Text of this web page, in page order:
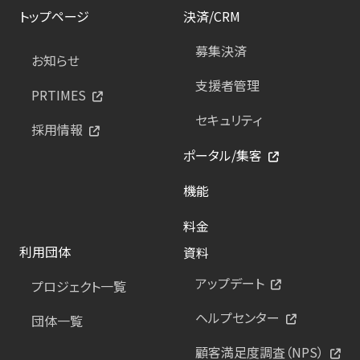
トップページ
お知らせ
PRTIMES
採用情報
決済/CRM
募集決済
支援者管理
セキュリティ
ポータル/集客
機能
料金
利用団体
プロジェクト一覧
団体一覧
資料
アップデート
ヘルプセンター
顧客満足度調査（NPS）